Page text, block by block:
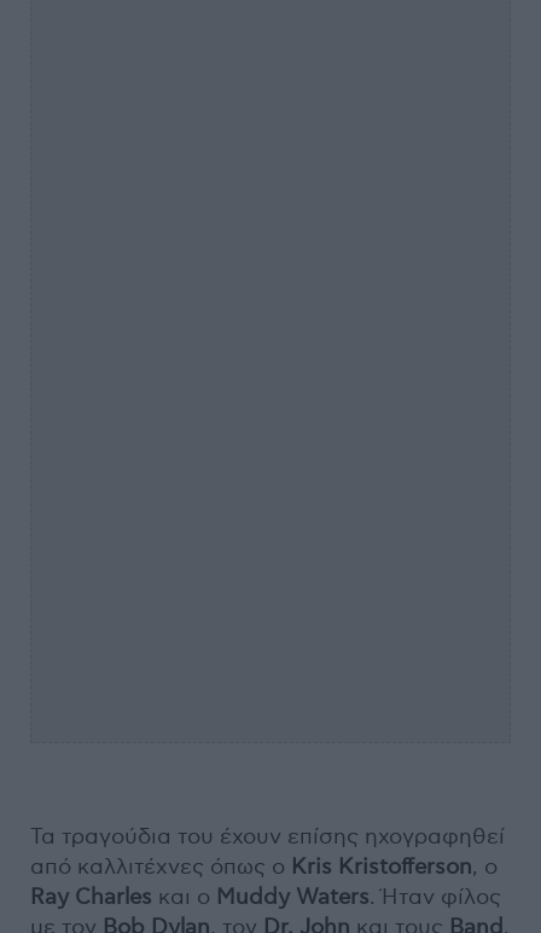
Τα τραγούδια του έχουν επίσης ηχογραφηθεί
από καλλιτέχνες όπως ο Kris Kristofferson, ο
Ray Charles και ο Muddy Waters. Ήταν φίλος
με τον Bob Dylan, τον Dr. John και τους Band.